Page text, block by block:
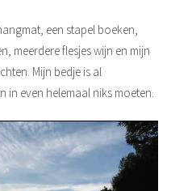
een stapel boeken,
meerdere flesjes wijn en mijn
Mijn bedje is al
in even helemaal niks moeten.